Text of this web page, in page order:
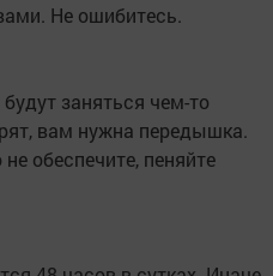
Не ошибитесь.
заняться чем-то
вам нужна передышка.
обеспечите, пеняйте